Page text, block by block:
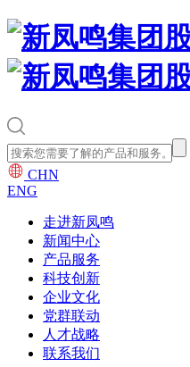
CHN
ENG
走进新凤鸣
新闻中心
产品服务
科技创新
企业文化
党群联动
人才战略
联系我们